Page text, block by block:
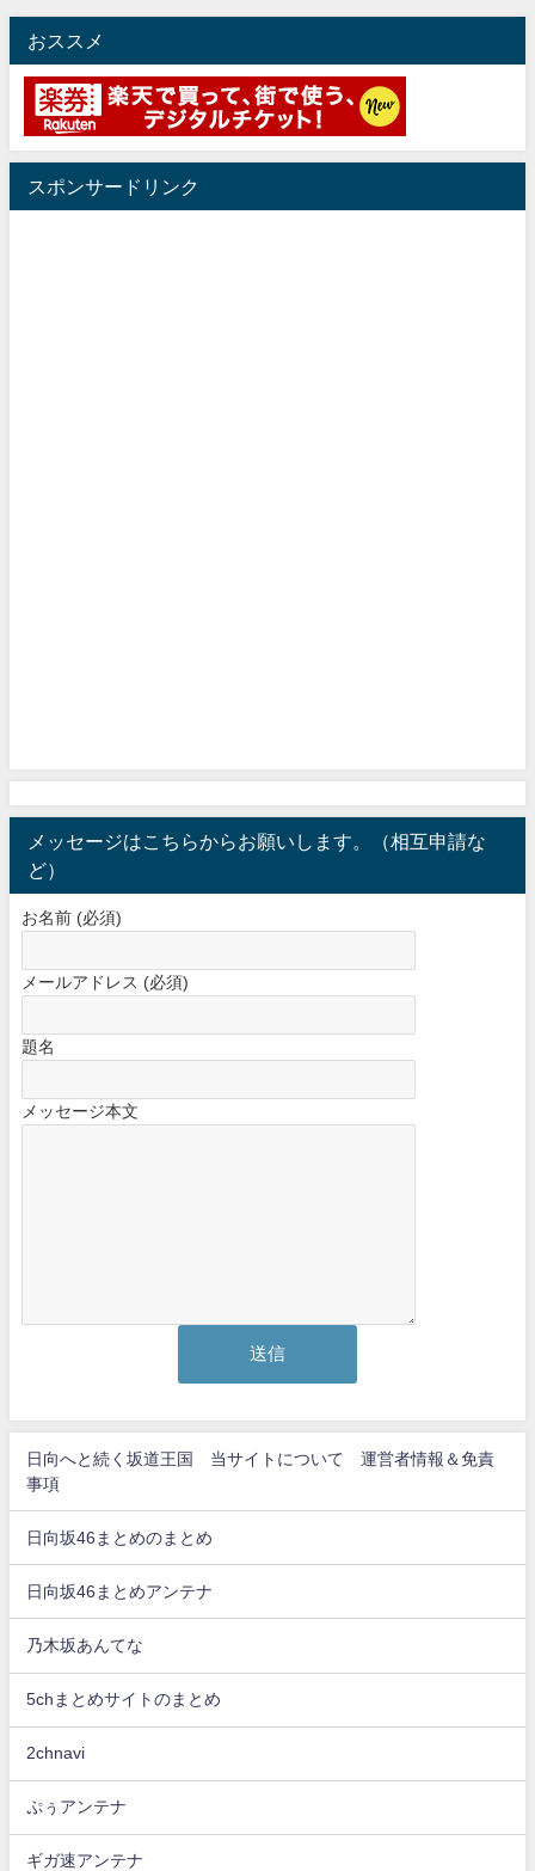
おススメ
スポンサードリンク
メッセージはこちらからお願いします。（相互申請な
ど）
お名前 (必須)
メールアドレス (必須)
題名
メッセージ本文
日向へと続く坂道王国 当サイトについて 運営者情報＆免責
事項
日向坂46まとめのまとめ
日向坂46まとめアンテナ
乃木坂あんてな
5chまとめサイトのまとめ
2chnavi
ぷぅアンテナ
ギガ速アンテナ